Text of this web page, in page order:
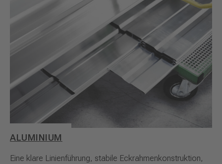
ALUMINIUM
Eine klare Linienführung, stabile Eckrahmenkonstruktion,